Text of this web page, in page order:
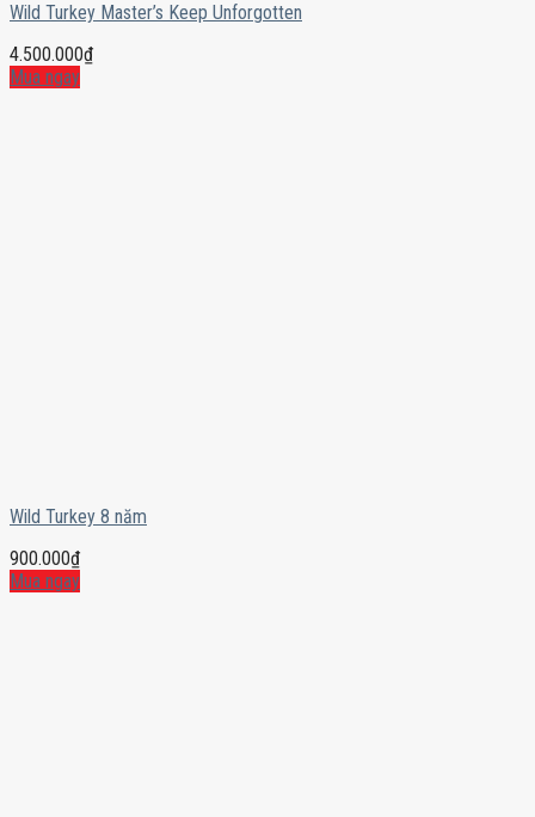
Wild Turkey Master’s Keep Unforgotten
4.500.000₫
Mua ngay
Wild Turkey 8 năm
900.000₫
Mua ngay